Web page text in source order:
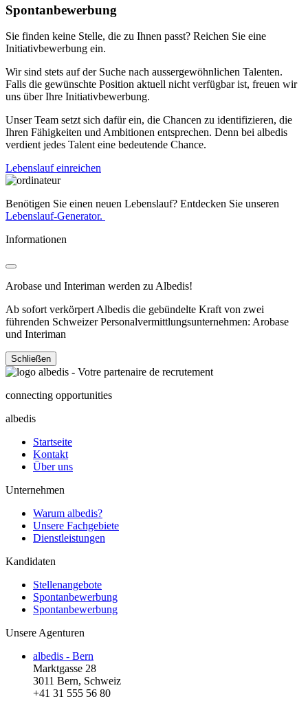
Spontanbewerbung
Sie finden keine Stelle, die zu Ihnen passt? Reichen Sie eine
Initiativbewerbung ein.
Wir sind stets auf der Suche nach aussergewöhnlichen Talenten.
Falls die gewünschte Position aktuell nicht verfügbar ist, freuen wir
uns über Ihre Initiativbewerbung.
Unser Team setzt sich dafür ein, die Chancen zu identifizieren, die
Ihren Fähigkeiten und Ambitionen entsprechen. Denn bei albedis
verdient jedes Talent eine bedeutende Chance.
Lebenslauf einreichen
Benötigen Sie einen neuen Lebenslauf? Entdecken Sie unseren
Lebenslauf-Generator.
Informationen
Arobase und Interiman werden zu Albedis!
Ab sofort verkörpert Albedis die gebündelte Kraft von zwei
führenden Schweizer Personalvermittlungsunternehmen: Arobase
und Interiman
Schließen
connecting opportunities
albedis
Startseite
Kontakt
Über uns
Unternehmen
Warum albedis?
Unsere Fachgebiete
Dienstleistungen
Kandidaten
Stellenangebote
Spontanbewerbung
Spontanbewerbung
Unsere Agenturen
albedis - Bern
Marktgasse 28
3011 Bern, Schweiz
+41 31 555 56 80